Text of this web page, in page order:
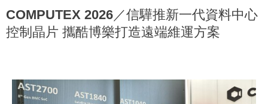
COMPUTEX 2026／信驊推新一代資料中心
控制晶片 攜酷博樂打造遠端維運方案